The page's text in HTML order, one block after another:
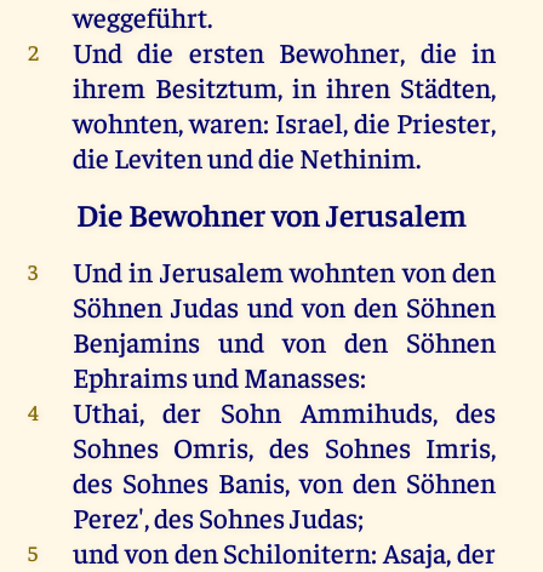
weggeführt.
2 Und die ersten Bewohner, die in
ihrem Besitztum, in ihren Städten,
wohnten,waren: Israel,die Priester,
die Levitenunddie Nethinim.
Die Bewohner von Jerusalem
3 Undin Jerusalem wohntenvonden
SöhnenJudas und von den Söhnen
Benjamins und von den Söhnen
EphraimsundManasses:
4 Uthai,der Sohn Ammihuds,des
Sohnes Omris, des Sohnes Imris,
des Sohnes Banis,von den Söhnen
Perez',desSohnesJudas;
5 undvondenSchilonitern:Asaja,der